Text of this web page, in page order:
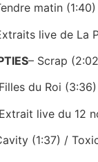
matin (1:40)
live de La
– Scrap
du Roi (3:36)
live du 12
(1:37) /